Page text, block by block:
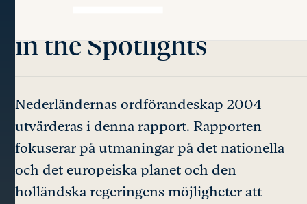
in the Spotlights
Nederländernas ordförandeskap 2004
utvärderas i denna rapport. Rapporten
fokuserar på utmaningar på det nationella
och det europeiska planet och den
holländska regeringens möjligheter att